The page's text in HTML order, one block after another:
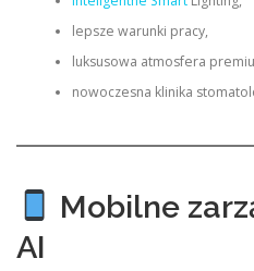
lepsze warunki pracy,
luksusowa atmosfera
nowoczesna klinika
Mobilne
AI